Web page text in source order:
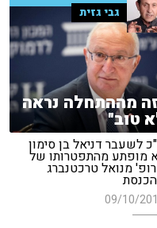
גבי גזית
מההתחלה נראה
טוב"
לשעבר דניאל בן סימון
מופתע מהתפטרותו של
מנואל טרכטנברג
09/10/